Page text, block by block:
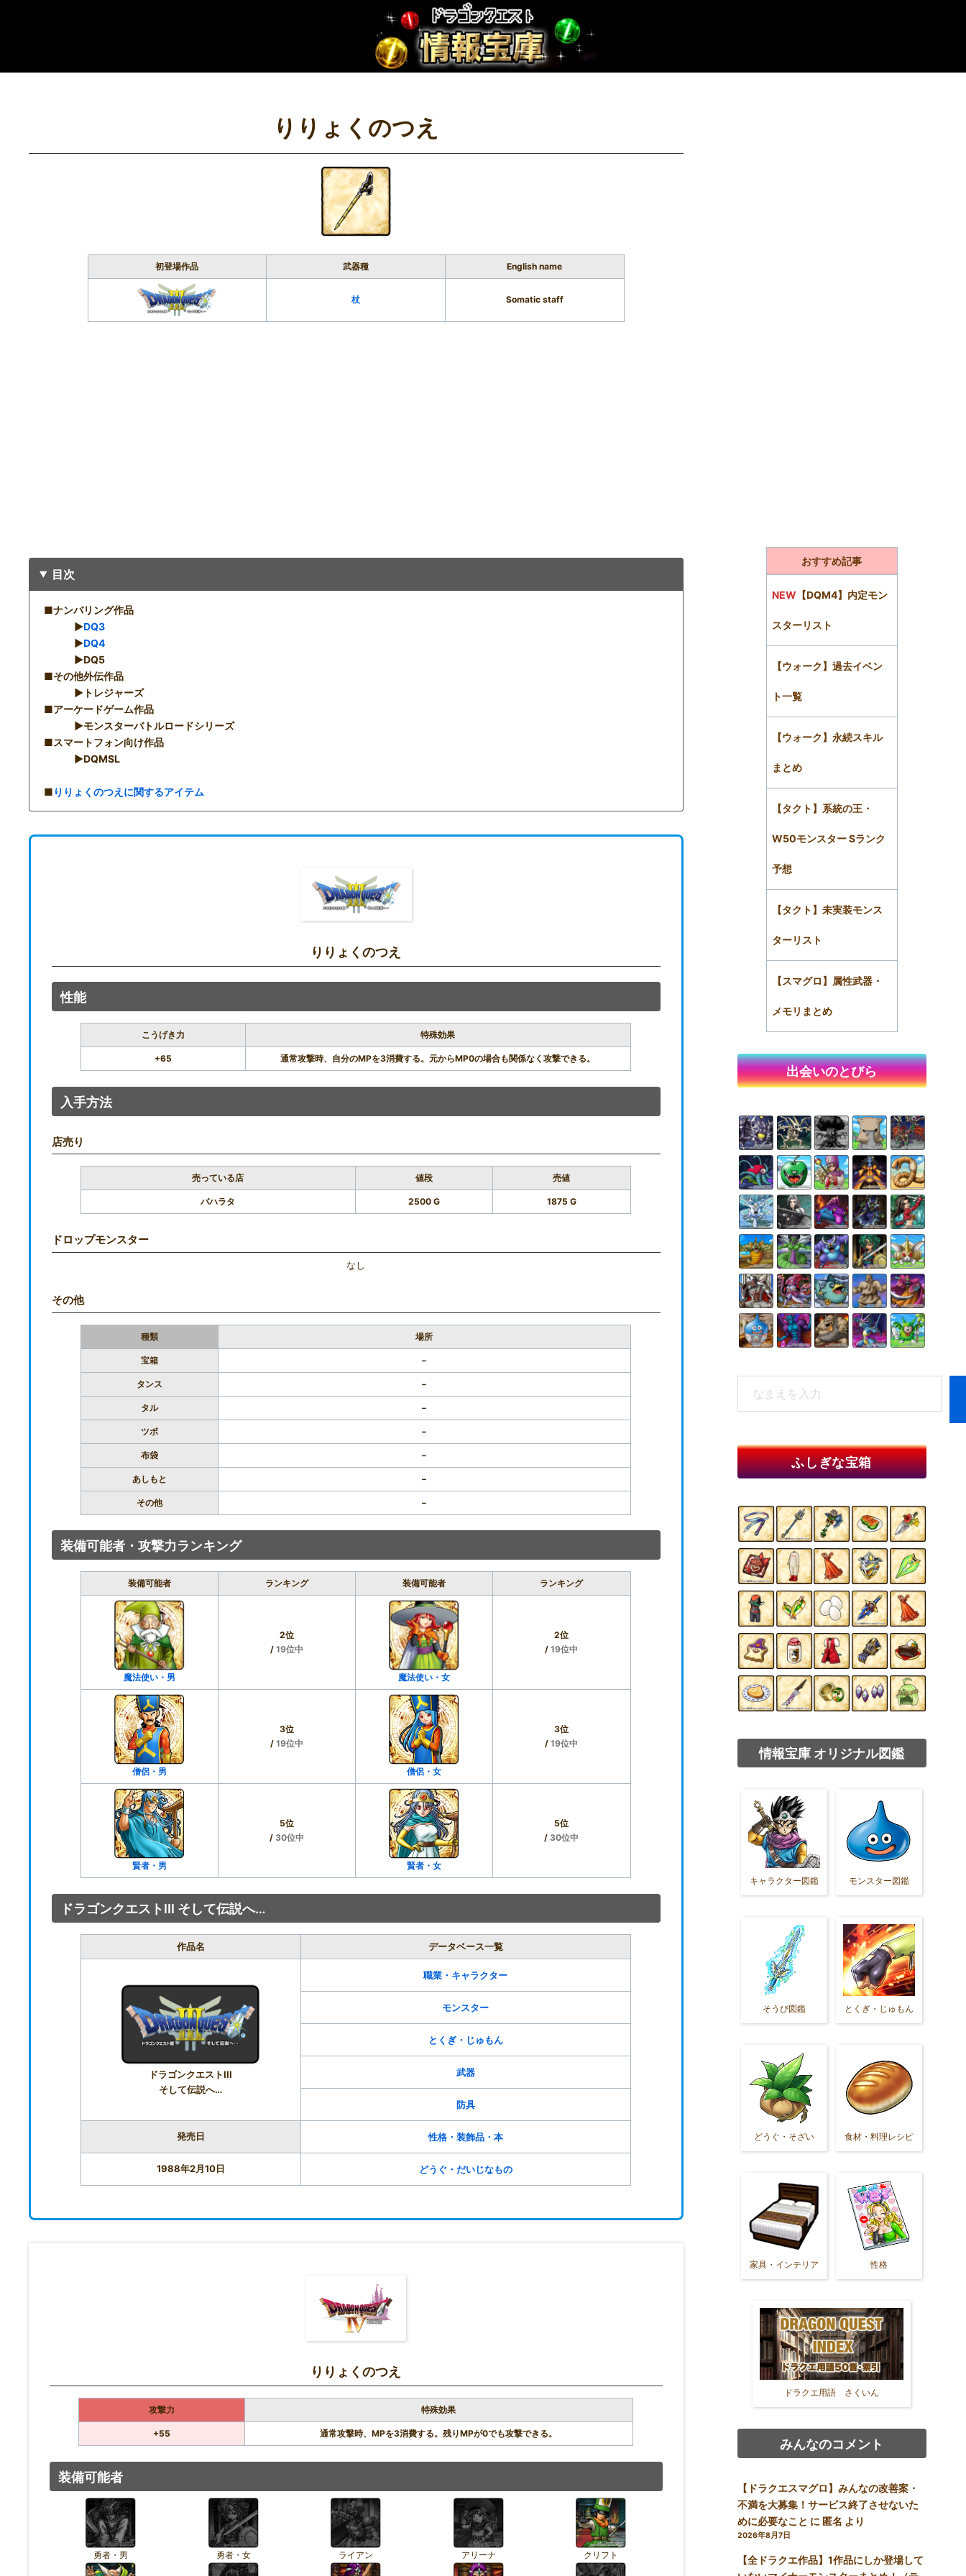
りりょくのつえ
初登場作品 武器種 English name
杖 Somatic staff
目次
■ナンバリング作品
▶︎DQ3
▶︎DQ4
▶︎DQ5
■その他外伝作品
▶︎トレジャーズ
■アーケードゲーム作品
▶︎モンスターバトルロードシリーズ
■スマートフォン向け作品
▶︎DQMSL
■ りりょくのつえに関するアイテム
りりょくのつえ
性能
こうげき力 特殊効果
+65 通常攻撃時、自分のMPを3消費する。元からMP0の場合も関係なく攻撃できる。
入手方法
店売り
売っている店 値段 売値
バハラタ 2500 G 1875 G
ドロップモンスター
なし
その他
種類 場所
宝箱 –
タンス –
タル –
ツボ –
布袋 –
あしもと –
その他 –
装備可能者・攻撃力ランキング
装備可能者 ランキング 装備可能者 ランキング
魔法使い・男
2位
/ 19位中
魔法使い・女
2位
/19位中
僧侶・男
3位
/ 19位中
僧侶・女
3位
/19位中
賢者・男
5位
/ 30位中
賢者・女
5位
/ 30位中
ドラゴンクエストIII そして伝説へ…
作品名 データベース一覧
ドラゴンクエストIII
そして伝説へ…
職業・キャラクター
モンスター
とくぎ・じゅもん
武器
防具
発売日 性格・装飾品・本
1988年2月10日 どうぐ・だいじなもの
りりょくのつえ
攻撃力 特殊効果
+55 通常攻撃時、MPを3消費する。残りMPが0でも攻撃できる。
装備可能者
勇者・男 勇者・女 ライアン アリーナ クリフト
おすすめ記事
NEW 【DQM4】内定モン
スターリスト
【ウォーク】過去イベン
ト一覧
【ウォーク】永続スキル
まとめ
【タクト】系統の王・
W50モンスター Sランク
予想
【タクト】未実装モンス
ターリスト
【スマグロ】属性武器・
メモリまとめ
出会いのとびら
ふしぎな宝箱
情報宝庫 オリジナル図鑑
キャラクター図鑑 モンスター図鑑
そうび図鑑 とくぎ・じゅもん
どうぐ・そざい 食材・料理レシピ
家具・インテリア 性格
ドラクエ用語 さくいん
みんなのコメント
【ドラクエスマグロ】みんなの改善案・
不満を大募集！サービス終了させないた
めに必要なこと に 匿名 より
2026年8月7日
【全ドラクエ作品】1作品にしか登場して